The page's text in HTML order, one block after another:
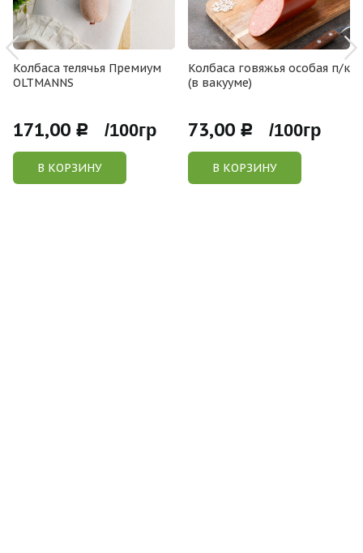
Колбаса телячья Премиум
OLTMANNS
171,00 Р /100гр
В КОРЗИНУ
Колбаса говяжья особая п/к
(в вакууме)
73,00 Р /100гр
В КОРЗИНУ